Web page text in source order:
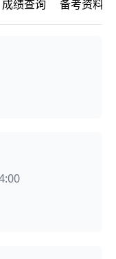
成绩查询 备考资料